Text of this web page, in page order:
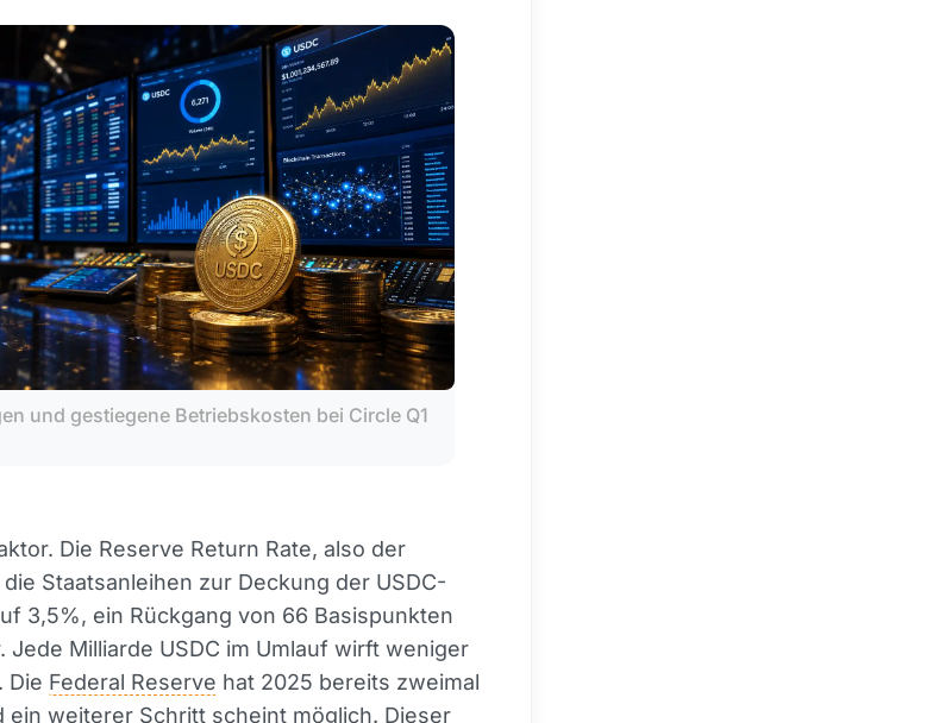
und gestiegene Betriebskosten bei Circle Q1
Die Reserve Return Rate, also der
Staatsanleihen zur Deckung der USDC-
3,5%, ein Rückgang von 66 Basispunkten
Jede Milliarde USDC im Umlauf wirft weniger
Die Federal Reserve hat 2025 bereits zweimal
ein weiterer Schritt scheint möglich. Dieser